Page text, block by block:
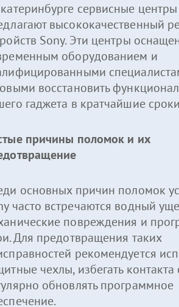
сервисные центры
высококачественный
Sony. Эти центры
оборудованием и
восстановить
гаджета в кратчайшие
причины поломок и их
основных причин поломок
часто встречаются водный
повреждения и
Для предотвращения таких
рекомендуется
чехлы, избегать
обновлять программное